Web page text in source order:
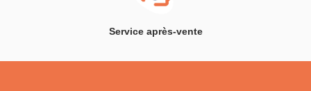
Service après-vente